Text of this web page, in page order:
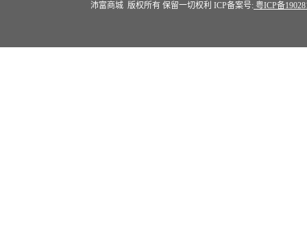
沛富商城 版权所有 保留一切权利 ICP备案号: 粤ICP备